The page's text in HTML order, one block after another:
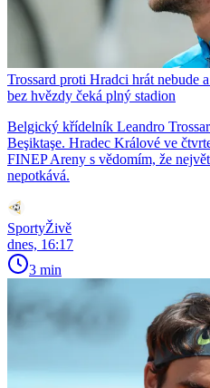
Trossard proti Hradci hrát nebude
bez hvězdy čeká plný stadion
Belgický křídelník Leandro
Beşiktaşe. Hradec Králové ve
FINEP Areny s vědomím, že
nepotkává.
SportyŽivě
dnes, 16:17
3 min